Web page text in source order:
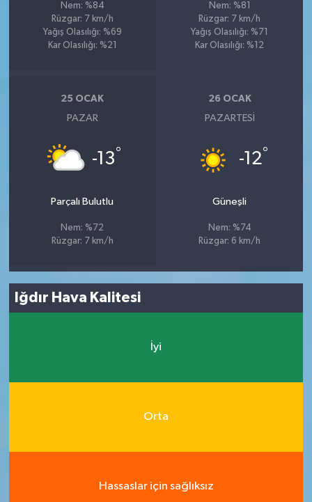
Nem: %84
Rüzgar: 7 km/h
Yağış Olasılığı: %69
Kar Olasılığı: %21
Nem: %81
Rüzgar: 7 km/h
Yağış Olasılığı: %71
Kar Olasılığı: %12
25 OCAK
PAZAR
-13°
Parçalı Bulutlu
Nem: %72
Rüzgar: 7 km/h
26 OCAK
PAZARTESI
-12°
Güneşli
Nem: %74
Rüzgar: 6 km/h
Iğdır Hava Kalitesi
İyi
Orta
Hassaslar için sağlıksız